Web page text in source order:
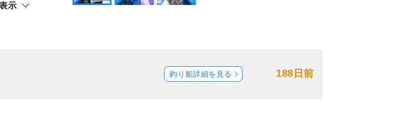
示
188日前
釣り船詳細を見る